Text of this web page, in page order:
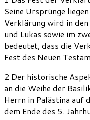
Seine Ursprünge
Verklärung wird in
und Lukas sowie im
bedeutet, dass die
Fest des Neuen
2 Der historische
an die Weihe der
Herrn in Palästina auf
dem Ende des 5.